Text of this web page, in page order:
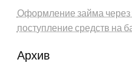
Оформление займа через
поступление средств на
Архив